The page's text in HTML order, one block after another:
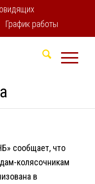
График работы
сообщает, что
колясочникам
в